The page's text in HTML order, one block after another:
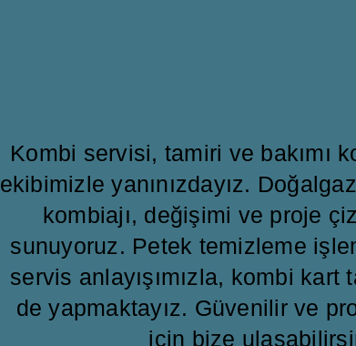
Kombi servisi, tamiri ve bakımı
ekibimizle yanınızdayız.
kombiajı, değişimi ve proje
sunuyoruz. Petek temizleme
servis anlayışımızla, kombi kart
de yapmaktayız. Güvenilir ve
için bize